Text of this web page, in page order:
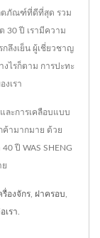
ตภัณฑ์ที่ดีที่สุด รวม
30 ปี เรามีความ
ลึงเย็น ผู้เชี่ยวชาญ
ไรก็ตาม การปะทะ
เรา
ละการเคลือบแบบ
ามากมาย ด้วย
ปี WAS SHENG
ย
รื่องจักร ฝาครอบ
เรา